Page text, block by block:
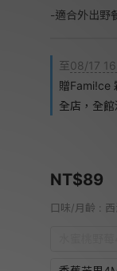
-適合外出野
至08/17
贈Fami!ce
全店，全
NT$89
口味/月齡 :